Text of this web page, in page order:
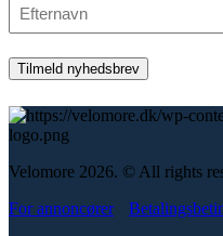
Velomore 2026. © All rights
For annoncører